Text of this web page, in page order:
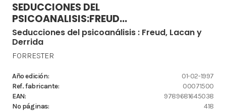
SEDUCCIONES DEL
PSICOANALISIS:FREUD...
Seducciones del psicoanálisis : Freud, Lacan y
Derrida
FORRESTER
Año edición:
01-02-1997
Ref. fabricante:
00071500
EAN:
9789681645038
Nº páginas:
418